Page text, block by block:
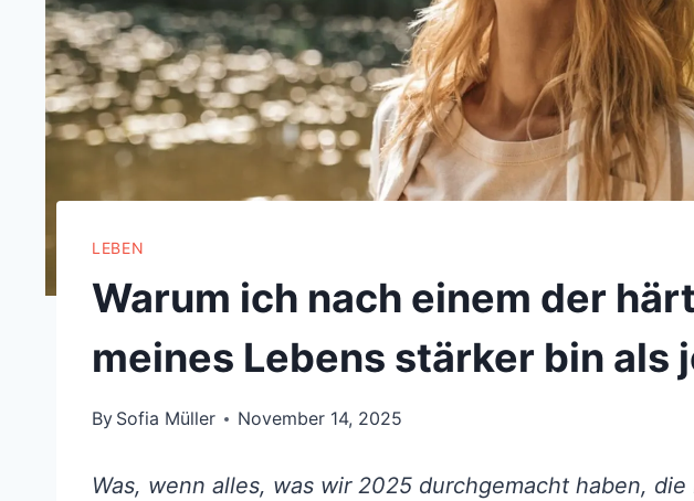
LEBEN
Warum ich nach einem der
meines Lebens stärker bin als
By Sofia Müller November 14, 2025
Was, wenn alles, was wir 2025 durchgemacht haben, die